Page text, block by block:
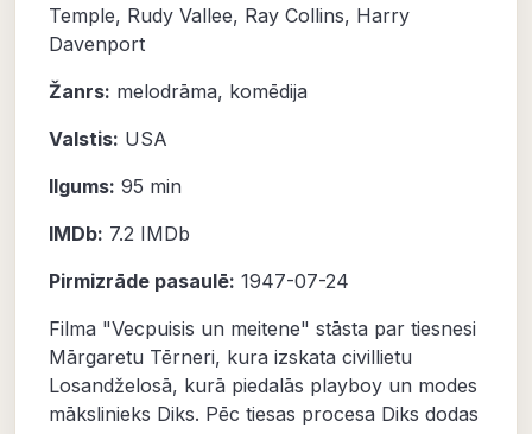
Temple, Rudy Vallee, Ray Collins, Harry
Davenport
Žanrs: melodrāma, komēdija
Valstis: USA
Ilgums: 95 min
IMDb: 7.2 IMDb
Pirmizrāde pasaulē: 1947-07-24
Filma "Vecpuisis un meitene" stāsta par tiesnesi
Mārgaretu Tērneri, kura izskata civillietu
Losandželosā, kurā piedalās playboy un modes
mākslinieks Diks. Pēc tiesas procesa Diks dodas